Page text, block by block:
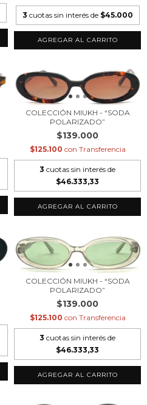
3 cuotas sin interés de $45.000
COLECCIÓN MIUKH - “SODA
POLARIZADO”
$139.000
$125.100 con Transferencia
3 cuotas sin interés de
$46.333,33
COLECCIÓN MIUKH - “SODA
POLARIZADO”
$139.000
$125.100 con Transferencia
3 cuotas sin interés de
$46.333,33